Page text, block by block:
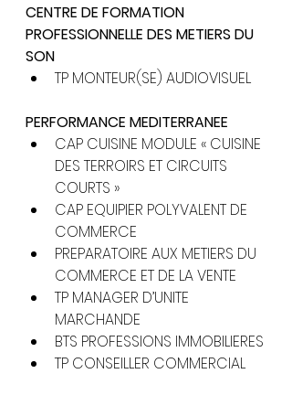
CENTRE DE FORMATION
PROFESSIONNELLE DES METIERS DU
SON
TP MONTEUR(SE) AUDIOVISUEL
PERFORMANCE MEDITERRANEE
CAP CUISINE MODULE « CUISINE
DES TERROIRS ET CIRCUITS
COURTS »
CAP EQUIPIER POLYVALENT DE
COMMERCE
PREPARATOIRE AUX METIERS DU
COMMERCE ET DE LA VENTE
TP MANAGER D’UNITE
MARCHANDE
BTS PROFESSIONS IMMOBILIERES
TP CONSEILLER COMMERCIAL